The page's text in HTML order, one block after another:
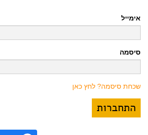
אימייל
סיסמה
שכחת סיסמה? לחץ כאן